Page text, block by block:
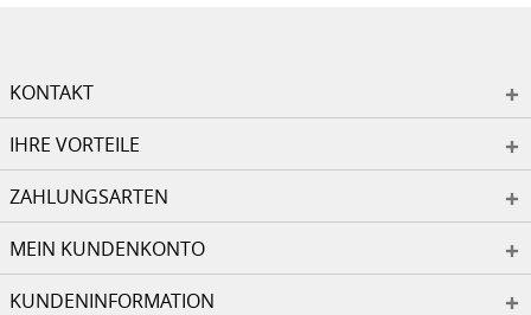
KONTAKT
IHRE VORTEILE
ZAHLUNGSARTEN
MEIN KUNDENKONTO
KUNDENINFORMATION